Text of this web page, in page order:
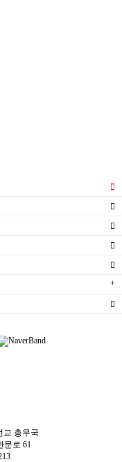
교 총무국
문로 61